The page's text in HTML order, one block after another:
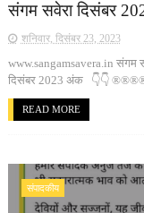
संगम सवेरा दिसंबर
शनिवार, दिसंबर 23, 2023
www.sangamsavera.in संगम
दिसंबर 2023 अंक 👇👇
READ MORE
संपादकीय